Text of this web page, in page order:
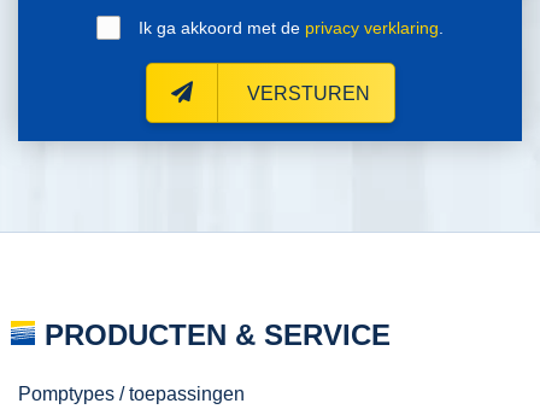
Ik ga akkoord met de privacy verklaring
VERSTUREN
PRODUCTEN & SERVICE
Pomptypes / toepassingen